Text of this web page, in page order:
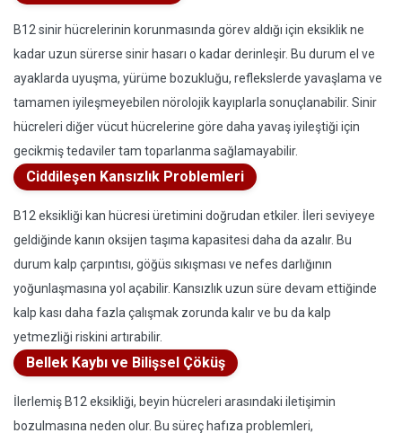
B12 sinir hücrelerinin korunmasında görev aldığı için eksiklik ne
kadar uzun sürerse sinir hasarı o kadar derinleşir. Bu durum el ve
ayaklarda uyuşma, yürüme bozukluğu, reflekslerde yavaşlama ve
tamamen iyileşmeyebilen nörolojik kayıplarla sonuçlanabilir. Sinir
hücreleri diğer vücut hücrelerine göre daha yavaş iyileştiği için
gecikmiş tedaviler tam toparlanma sağlamayabilir.
Ciddileşen Kansızlık Problemleri
B12 eksikliği kan hücresi üretimini doğrudan etkiler. İleri seviyeye
geldiğinde kanın oksijen taşıma kapasitesi daha da azalır. Bu
durum kalp çarpıntısı, göğüs sıkışması ve nefes darlığının
yoğunlaşmasına yol açabilir. Kansızlık uzun süre devam ettiğinde
kalp kası daha fazla çalışmak zorunda kalır ve bu da kalp
yetmezliği riskini artırabilir.
Bellek Kaybı ve Bilişsel Çöküş
İlerlemiş B12 eksikliği, beyin hücreleri arasındaki iletişimin
bozulmasına neden olur. Bu süreç hafıza problemleri,